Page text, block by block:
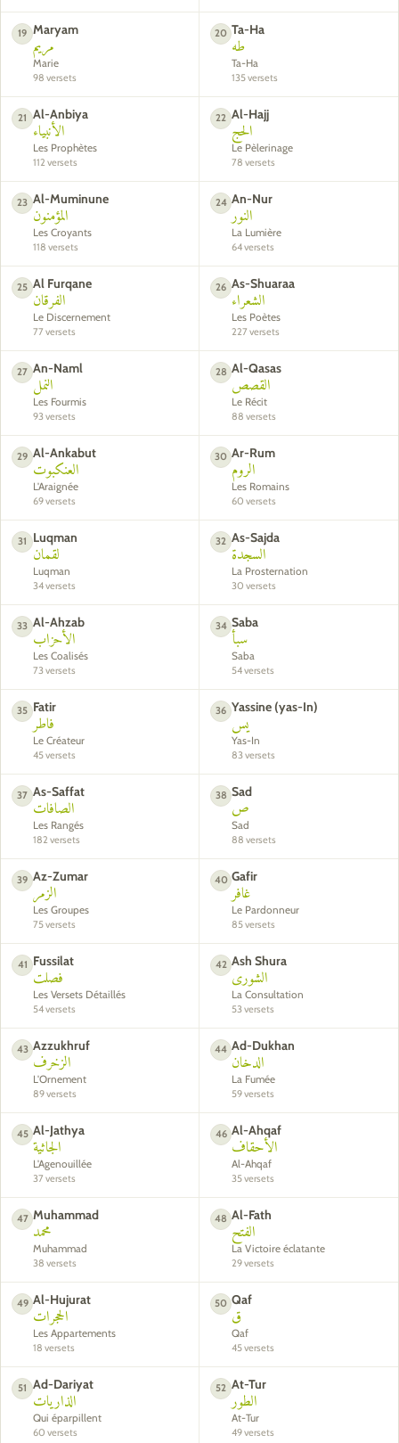
19 Maryam
مريم
Marie
98 versets
20 Ta-Ha
طه
Ta-Ha
135 versets
21 Al-Anbiya
الأنبياء
Les Prophètes
112 versets
22 Al-Hajj
الحج
Le Pèlerinage
78 versets
23 Al-Muminune
المؤمنون
Les Croyants
118 versets
24 An-Nur
النور
La Lumière
64 versets
25 Al Furqane
الفرقان
Le Discernement
77 versets
26 As-Shuaraa
الشعراء
Les Poètes
227 versets
27 An-Naml
النمل
Les Fourmis
93 versets
28 Al-Qasas
القصص
Le Récit
88 versets
29 Al-Ankabut
العنكبوت
L'Araignée
69 versets
30 Ar-Rum
الروم
Les Romains
60 versets
31 Luqman
لقمان
Luqman
34 versets
32 As-Sajda
السجدة
La Prosternation
30 versets
33 Al-Ahzab
الأحزاب
Les Coalisés
73 versets
34 Saba
سبأ
Saba
54 versets
35 Fatir
فاطر
Le Créateur
45 versets
36 Yassine (yas-In)
يس
Yas-In
83 versets
37 As-Saffat
الصافات
Les Rangés
182 versets
38 Sad
ص
Sad
88 versets
39 Az-Zumar
الزمر
Les Groupes
75 versets
40 Gafir
غافر
Le Pardonneur
85 versets
41 Fussilat
فصلت
Les Versets Détaillés
54 versets
42 Ash Shura
الشورى
La Consultation
53 versets
43 Azzukhruf
الزخرف
L'Ornement
89 versets
44 Ad-Dukhan
الدخان
La Fumée
59 versets
45 Al-Jathya
الجاثية
L'Agenouillée
37 versets
46 Al-Ahqaf
الأحقاف
Al-Ahqaf
35 versets
47 Muhammad
محمد
Muhammad
38 versets
48 Al-Fath
الفتح
La Victoire éclatante
29 versets
49 Al-Hujurat
الحجرات
Les Appartements
18 versets
50 Qaf
ق
Qaf
45 versets
51 Ad-Dariyat
الذاريات
Qui éparpillent
60 versets
52 At-Tur
الطور
At-Tur
49 versets